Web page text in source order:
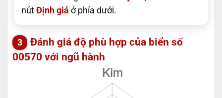
nút Định giá ở phía dưới.
Đánh giá độ phù hợp của biển số
00570 với ngũ hành